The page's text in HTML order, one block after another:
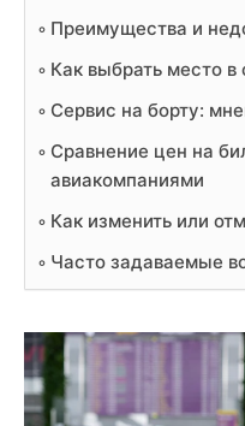
Преимущества и
Как выбрать место в
Сервис на борту:
Сравнение цен на
авиакомпаниями
Как изменить или
Часто задаваемые